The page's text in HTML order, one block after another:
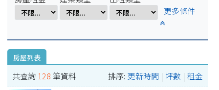
更多條件
房屋列表
共查詢 128 筆資料 排序: 更新時間 | 坪數 | 租金